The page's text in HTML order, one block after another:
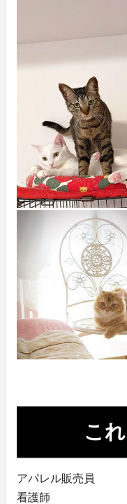
こ
アパレル販売員
看護師